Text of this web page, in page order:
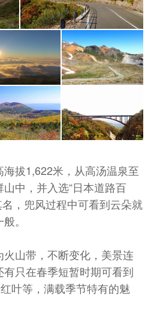
拔1,622米，从高汤温泉至
中，并入选“日本道路百
名，兜风过程中可看到云朵就
。
山带，不断变化，美景连
只在春季短暂时期可看到
叶等，满载季节特有的魅